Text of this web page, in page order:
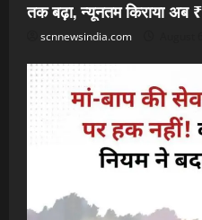
तक बढ़ा, न्यूनतम किराया अब
scnnewsindia.com